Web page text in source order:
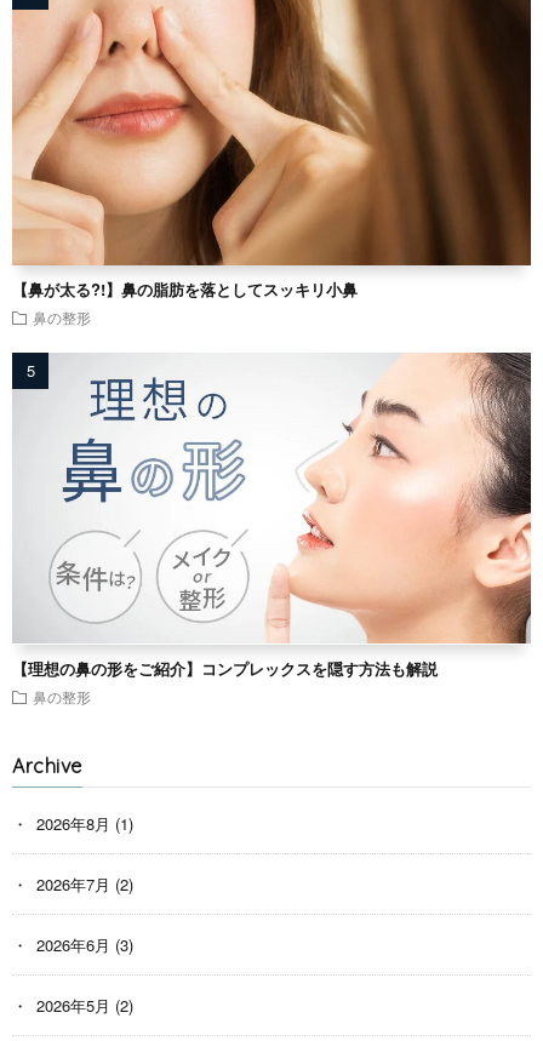
【鼻が太る?!】鼻の脂肪を落としてスッキリ小鼻
鼻の整形
【理想の鼻の形をご紹介】コンプレックスを隠す方法も解説
鼻の整形
Archive
2026年8月 (1)
2026年7月 (2)
2026年6月 (3)
2026年5月 (2)